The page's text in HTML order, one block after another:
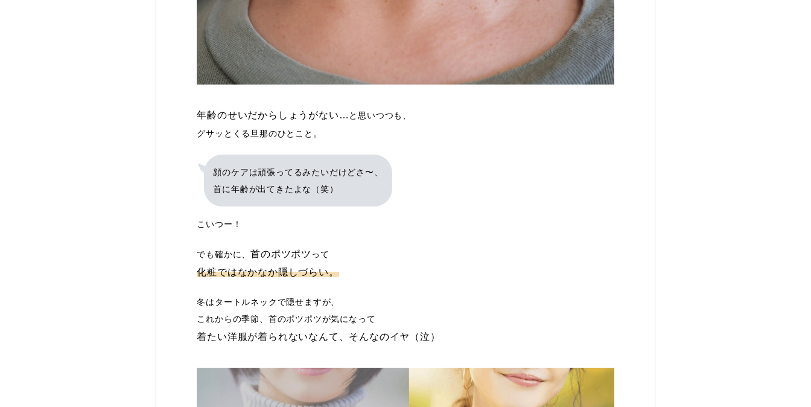
年齢のせいだからしょうがない… と思いつつも、
グサッとくる旦那のひとこと。
顔のケアは頑張ってるみたいだけどさ〜、
首に年齢が出てきたよな（笑）
こいつー！
でも確かに、首のポツポツ って
化粧ではなかなか隠しづらい。
冬はタートルネックで隠せますが、
これからの季節、首のポツポツが気になって
着たい洋服が着られないなんて、そんなのイヤ（泣）